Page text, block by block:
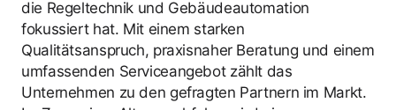
die Regeltechnik und Gebäudeautomation
fokussiert hat. Mit einem starken
Qualitätsanspruch, praxisnaher Beratung und einem
umfassenden Serviceangebot zählt das
Unternehmen zu den gefragten Partnern im Markt.